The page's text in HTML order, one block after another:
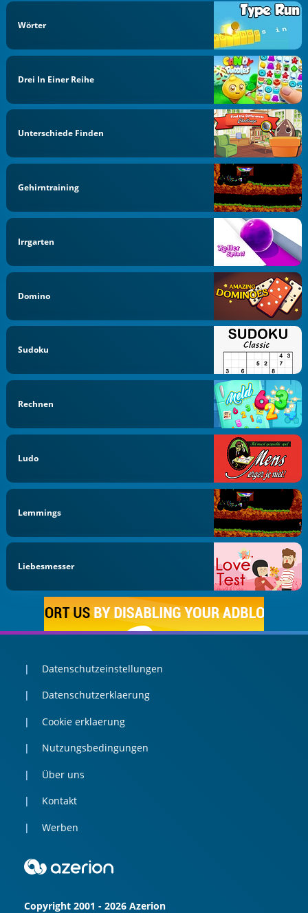
Wörter
Drei In Einer Reihe
Unterschiede Finden
Gehirntraining
Irrgarten
Domino
Sudoku
Rechnen
Ludo
Lemmings
Liebesmesser
Datenschutzeinstellungen
Datenschutzerklaerung
Cookie erklaerung
Nutzungsbedingungen
Über uns
Kontakt
Werben
Copyright 2001 - 2026 Azerion